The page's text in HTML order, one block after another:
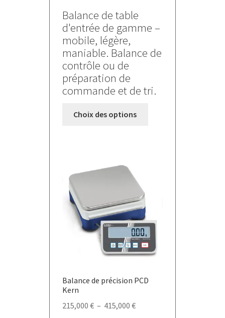
Balance de table
d'entrée de gamme –
mobile, légère,
maniable. Balance de
contrôle ou de
préparation de
commande et de tri.
Choix des options
choisies
sur
la
page
produit
Balance de précision PCD
Kern
215,000 € – 415,000 €Plage